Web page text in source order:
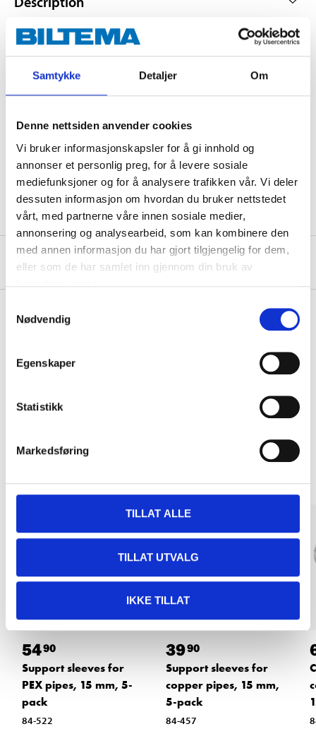
Samtykke Detaljer Om
Denne nettsiden anvender cookies
Vi bruker informasjonskapsler for å gi innhold og
annonser et personlig preg, for å levere sosiale
mediefunksjoner og for å analysere trafikken vår. Vi deler
dessuten informasjon om hvordan du bruker nettstedet
vårt, med partnerne våre innen sosiale medier,
annonsering og analysearbeid, som kan kombinere den
med annen informasjon du har gjort tilgjengelig for dem,
eller som de har samlet inn gjennom din bruk av
Nødvendig
Egenskaper
Statistikk
Markedsføring
TILLAT ALLE
TILLAT UTVALG
IKKE TILLAT
Copper Pipe Clamp Rings.
Technical specifications
15 mm
Quantity
10 pcs
About the manufacturer
Pay & Collect in your local store within 2 hours!
Other customers also bought
5490
Support sleeves for
PEX pipes, 15 mm, 5-
pack
84-522
3990
Support sleeves for
copper pipes, 15 mm,
5-pack
84-457